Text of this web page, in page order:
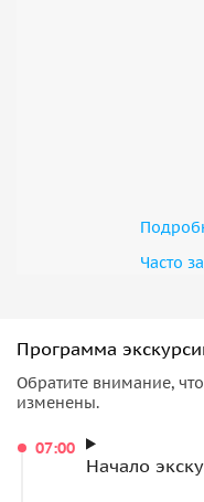
Часто
Программа
Обратите внимание,
изменены.
07:00
Начало